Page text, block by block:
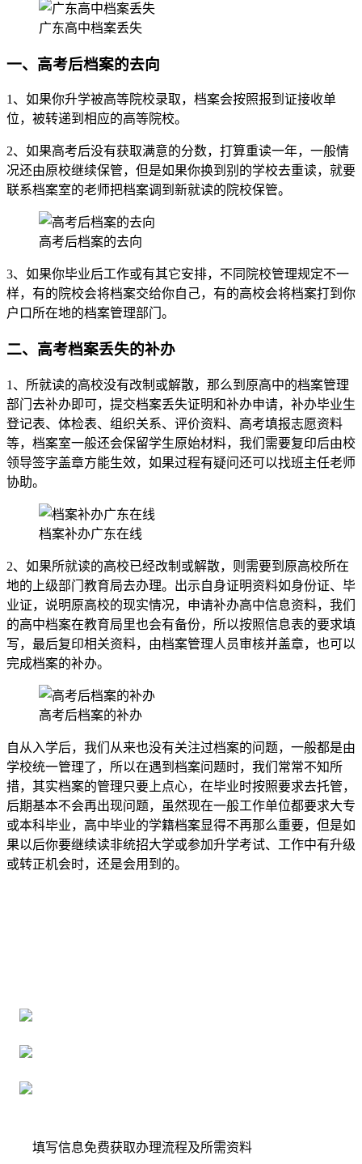
广东高中档案丢失
一、高考后档案的去向
1、如果你升学被高等院校录取，档案会按照报到证接收单
位，被转递到相应的高等院校。
2、如果高考后没有获取满意的分数，打算重读一年，一般情
况还由原校继续保管，但是如果你换到别的学校去重读，就要
联系档案室的老师把档案调到新就读的院校保管。
高考后档案的去向
3、如果你毕业后工作或有其它安排，不同院校管理规定不一
样，有的院校会将档案交给你自己，有的高校会将档案打到你
户口所在地的档案管理部门。
二、高考档案丢失的补办
1、所就读的高校没有改制或解散，那么到原高中的档案管理
部门去补办即可，提交档案丢失证明和补办申请，补办毕业生
登记表、体检表、组织关系、评价资料、高考填报志愿资料
等，档案室一般还会保留学生原始材料，我们需要复印后由校
领导签字盖章方能生效，如果过程有疑问还可以找班主任老师
协助。
档案补办广东在线
2、如果所就读的高校已经改制或解散，则需要到原高校所在
地的上级部门教育局去办理。出示自身证明资料如身份证、毕
业证，说明原高校的现实情况，申请补办高中信息资料，我们
的高中档案在教育局里也会有备份，所以按照信息表的要求填
写，最后复印相关资料，由档案管理人员审核并盖章，也可以
完成档案的补办。
高考后档案的补办
自从入学后，我们从来也没有关注过档案的问题，一般都是由
学校统一管理了，所以在遇到档案问题时，我们常常不知所
措，其实档案的管理只要上点心，在毕业时按照要求去托管，
后期基本不会再出现问题，虽然现在一般工作单位都要求大专
或本科毕业，高中毕业的学籍档案显得不再那么重要，但是如
果以后你要继续读非统招大学或参加升学考试、工作中有升级
或转正机会时，还是会用到的。
填写信息免费获取办理流程及所需资料